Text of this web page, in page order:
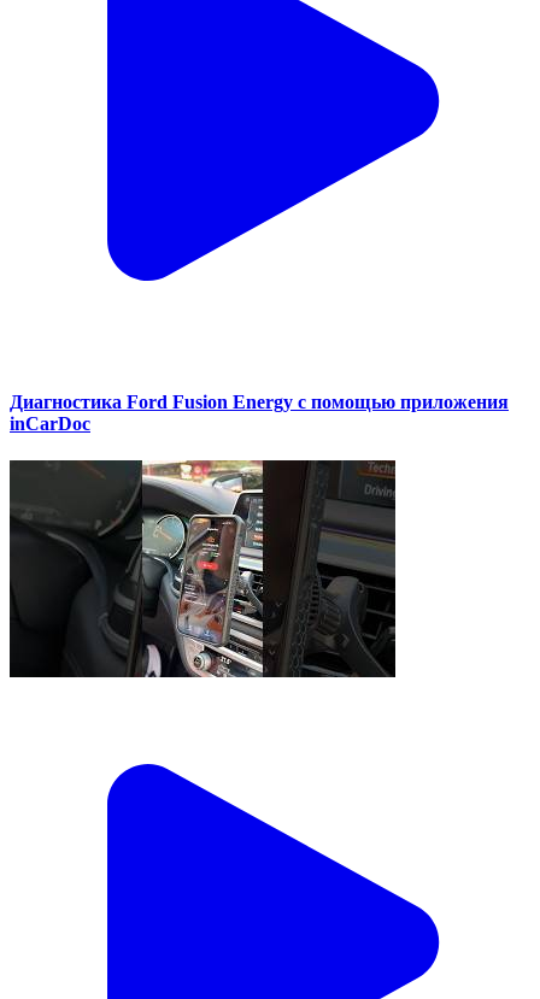
Диагностика Ford Fusion Energy с помощью приложения
inCarDoc